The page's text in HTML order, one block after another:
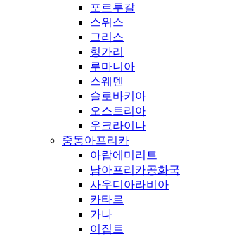
포르투갈
스위스
그리스
헝가리
루마니아
스웨덴
슬로바키아
오스트리아
우크라이나
중동아프리카
아랍에미리트
남아프리카공화국
사우디아라비아
카타르
가나
이집트